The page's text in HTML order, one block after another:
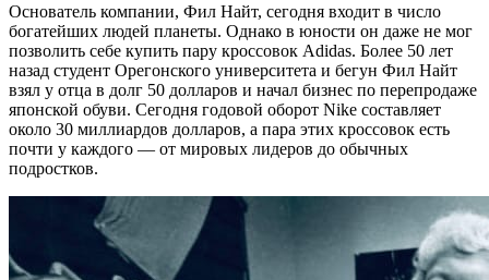
Основатель компании, Фил Найт, сегодня входит в число
богатейших людей планеты. Однако в юности он даже не мог
позволить себе купить пару кроссовок Adidas. Более 50 лет
назад студент Орегонского университета и бегун Фил Найт
взял у отца в долг 50 долларов и начал бизнес по перепродаже
японской обуви. Сегодня годовой оборот Nike составляет
около 30 миллиардов долларов, а пара этих кроссовок есть
почти у каждого — от мировых лидеров до обычных
подростков.